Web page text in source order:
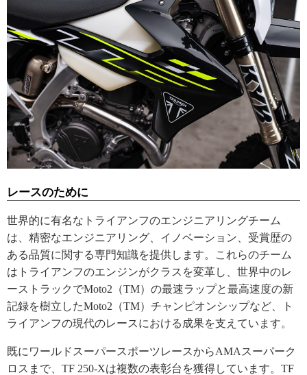
レースのために
世界的に有名なトライアンフのエンジニアリングチーム
は、精密なエンジニアリング、イノベーション、受賞歴の
ある品質に関する専門知識を提供します。これらのチーム
はトライアンフのエンジンがクラスを変革し、世界中のレ
ーストラックでMoto2（TM）の最速ラップと最高速度の新
記録を樹立したMoto2（TM）チャンピオンシップなど、ト
ライアンフの現代のレースにおける成果を支えています。
既にワールドスーパースポーツレースからAMAスーパーク
ロスまで、TF 250-Xは複数の表彰台を獲得しています。TF